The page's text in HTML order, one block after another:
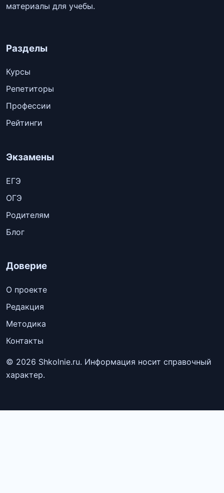
материалы для учебы.
Разделы
Курсы
Репетиторы
Профессии
Рейтинги
Экзамены
ЕГЭ
ОГЭ
Родителям
Блог
Доверие
О проекте
Редакция
Методика
Контакты
© 2026 Shkolnie.ru. Информация носит справочный
характер.